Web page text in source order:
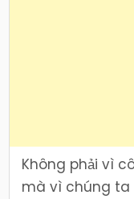
Không phải vì
mà vì chúng ta